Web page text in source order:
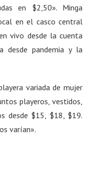
en $2,50». Minga
en el casco central
vivo desde la cuenta
desde pandemia y la
variada de mujer
playeros, vestidos,
desde $15, $18, $19.
varían».